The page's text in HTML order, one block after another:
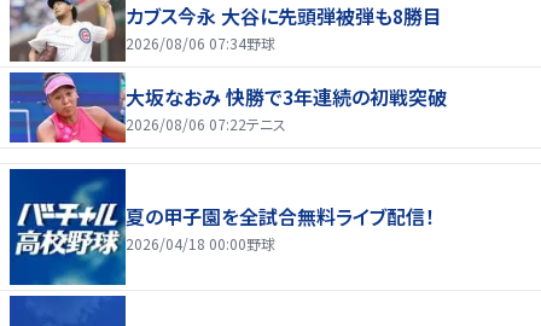
カブス今永 大谷に先頭弾被弾も8勝目
2026/08/06 07:34野球
大坂なおみ 快勝で3年連続の初戦突破
2026/08/06 07:22テニス
夏の甲子園を全試合無料ライブ配信！
2026/04/18 00:00野球